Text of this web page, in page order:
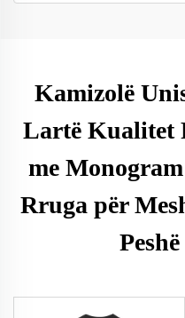
Kamizolë
Lartë Kualitet
me
Rruga për